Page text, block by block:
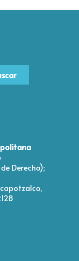
Derecho);